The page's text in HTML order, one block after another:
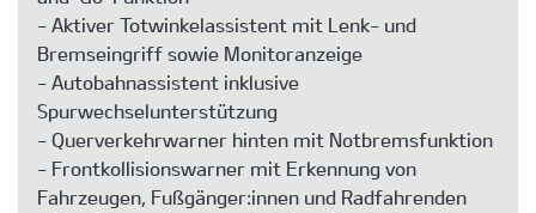
- Aktiver Totwinkelassistent mit Lenk- und
Bremseingriff sowie Monitoranzeige
- Autobahnassistent inklusive
Spurwechselunterstützung
- Querverkehrwarner hinten mit Notbremsfunktion
- Frontkollisionswarner mit Erkennung von
Fahrzeugen, Fußgänger:innen und Radfahrenden